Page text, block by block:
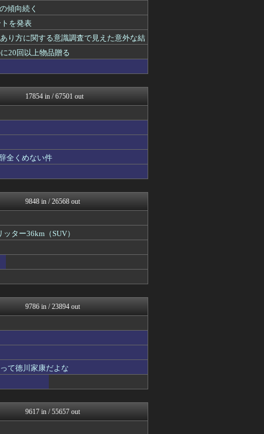
モッコスヌ〜ン
かせまと！
アルファルファモザイク＠ネ...
キムチ速報
NEWSまとめもりー｜2c...
おーるじゃんる
watch＠２ちゃんねる
かせまと！
もえるあじあ(･∀･)
オレ的ゲーム速報＠刃
アルファルファモザイク＠ネ...
常識的に考えた
保守速報
ネトウヨにゅーす
モッコスヌ〜ン
理想ちゃんねる
オレ的ゲーム速報＠刃
モッコスヌ〜ン
日本第一！ニュース録
反日愚国 恨寓瘻
NEWSまとめもりー｜2c...
FX2ちゃんねる｜投資系ま...
傾向続く
を発表
り方に関する意識調査で見えた意外な結
20回以上物品贈る
17854 in / 67501 out
全くめない件
9848 in / 26568 out
ター36km（SUV）
9786 in / 23894 out
て徳川家康だよな
9617 in / 55657 out